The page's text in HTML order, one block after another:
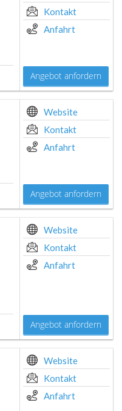
Kontakt
Anfahrt
Angebot anfordern
Website
Kontakt
Anfahrt
Angebot anfordern
Website
Kontakt
Anfahrt
Angebot anfordern
Website
Kontakt
Anfahrt